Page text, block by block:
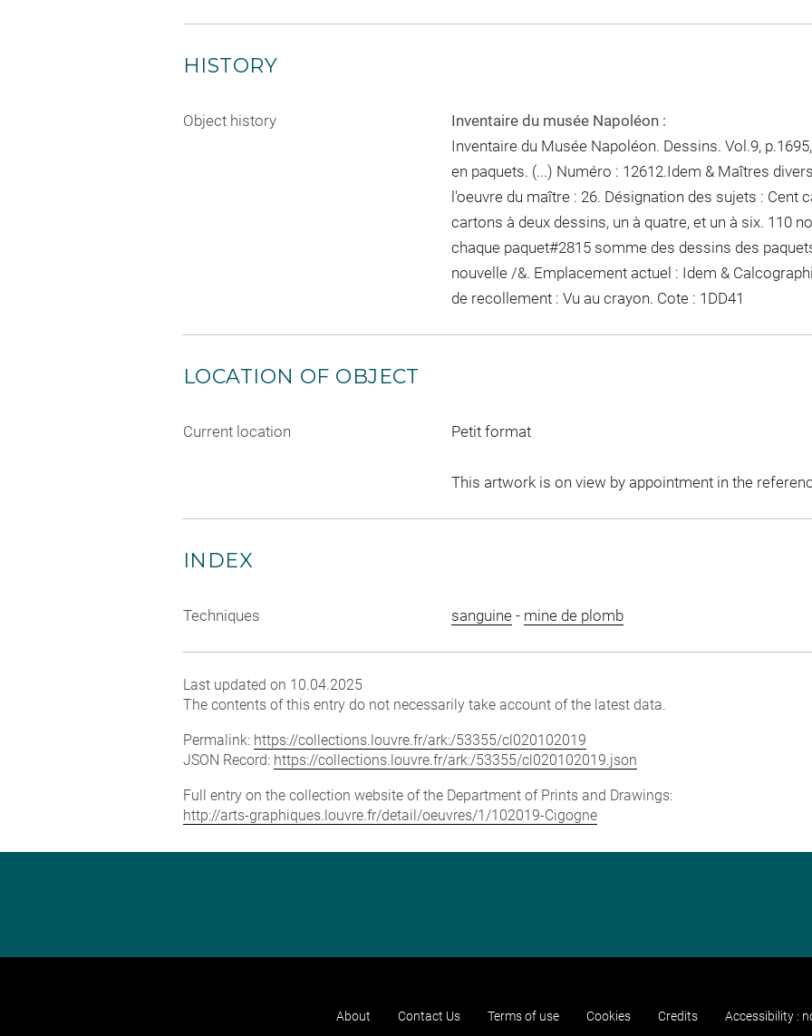
HISTORY
Object history
Inventaire du musée Napoléon :
Inventaire du Musée Napoléon. Dessins. Vol.9,
en paquets. (...) Numéro : 12612.Idem & Maîtres
l'oeuvre du maître : 26. Désignation des sujets : Cent
cartons à deux dessins, un à quatre, et un à six. 110
chaque paquet#2815 somme des dessins des
nouvelle /&. Emplacement actuel : Idem &
de recollement : Vu au crayon. Cote : 1DD41
LOCATION OF OBJECT
Current location Petit format
This artwork is on view by appointment in the
INDEX
Techniques sanguine- mine de plomb
Last updated on 10.04.2025
The contents of this entry do not necessarily take account of the latest data.
Permalink: https://collections.louvre.fr/ark:/53355/cl020102019
JSON Record: https://collections.louvre.fr/ark:/53355/cl020102019.json
Full entry on the collection website of the Department of Prints and Drawings:
http://arts-graphiques.louvre.fr/detail/oeuvres/1/102019-Cigogne
About Contact Us Terms of use Cookies Credits Accessibility :